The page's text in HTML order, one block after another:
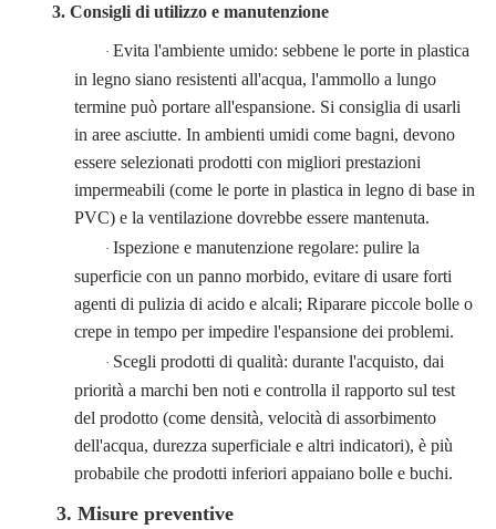
3. Consigli di utilizzo e manutenzione
· Evita l'ambiente umido: sebbene le porte in plastica
in legno siano resistenti all'acqua, l'ammollo a lungo
termine può portare all'espansione. Si consiglia di usarli
in aree asciutte. In ambienti umidi come bagni, devono
essere selezionati prodotti con migliori prestazioni
impermeabili (come le porte in plastica in legno di base in
PVC) e la ventilazione dovrebbe essere mantenuta.
· Ispezione e manutenzione regolare: pulire la
superficie con un panno morbido, evitare di usare forti
agenti di pulizia di acido e alcali; Riparare piccole bolle o
crepe in tempo per impedire l'espansione dei problemi.
· Scegli prodotti di qualità: durante l'acquisto, dai
priorità a marchi ben noti e controlla il rapporto sul test
del prodotto (come densità, velocità di assorbimento
dell'acqua, durezza superficiale e altri indicatori), è più
probabile che prodotti inferiori appaiano bolle e buchi.
3. Misure preventive